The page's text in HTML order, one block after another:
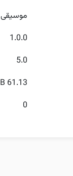
موسیقی
1.0.0
5.0
61.13 MB
0